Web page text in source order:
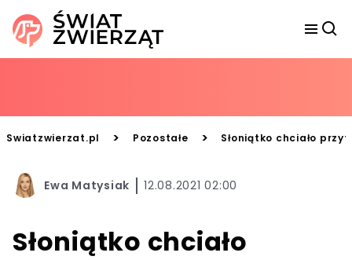
Swiatzwierzat.pl > Pozostałe > Słoniątko chciało
Ewa Matysiak 12.08.2021 02:00
Słoniątko chciało